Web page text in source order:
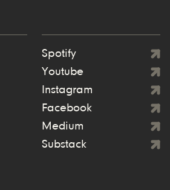
Spotify
Youtube
Instagram
Facebook
Medium
Substack